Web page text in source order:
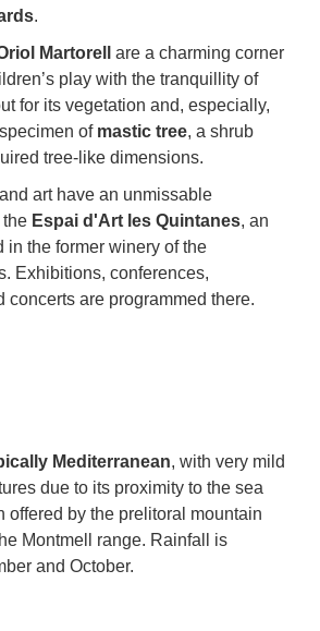
.
Martorell
are a charming corner
play with the tranquillity of
for its vegetation and, especially,
of mastic tree, a shrub
tree-like dimensions.
art have an unmissable
Espai d'Art les Quintanes, an
in the former winery of the
Exhibitions, conferences,
concerts are programmed there.
Mediterranean, with very mild
due to its proximity to the sea
offered by the prelitoral mountain
Montmell range. Rainfall is
and October.